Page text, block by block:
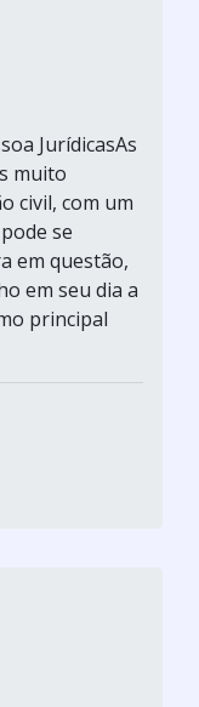
JurídicasAs
muito
civil, com um
se
em questão,
em seu dia a
principal